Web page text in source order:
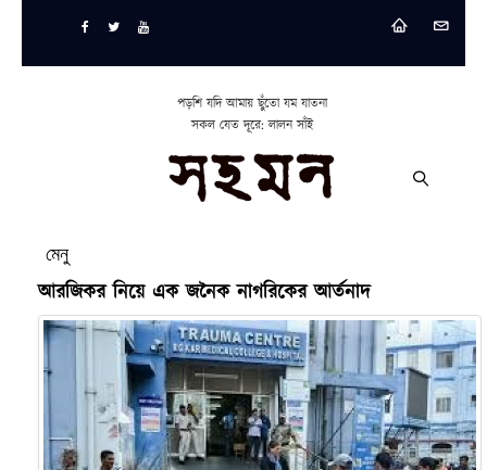
পড়শি যদি আমায় ছুঁতো যম যাতনা
সকল যেত দূরে: লালন সাঁই
মেনু
আরজিকর নিয়ে এক জনৈক নাগরিকের আর্তনাদ